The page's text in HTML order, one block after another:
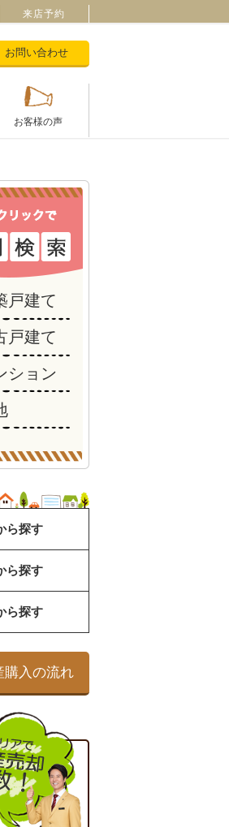
お問い合わせ
お客様の声
戸建て
戸建て
ション
ら探す
ら探す
ら探す
購入の流れ
来店予約